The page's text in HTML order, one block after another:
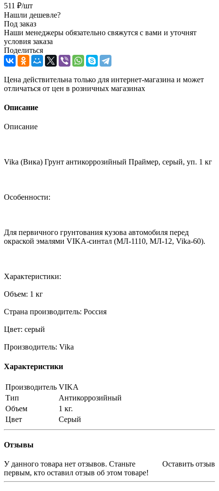
511 ₽/шт
Нашли дешевле?
Под заказ
Наши менеджеры обязательно свяжутся с вами и уточнят
условия заказа
Поделиться
Цена действительна только для интернет-магазина и может
отличаться от цен в розничных магазинах
Описание
Описание
Vika (Вика) Грунт антикоррозийный Праймер, серый, уп. 1 кг
Особенности:
Для первичного грунтования кузова автомобиля перед
окраской эмалями VIKA-синтал (МЛ-1110, МЛ-12, Vika-60).
Характеристики:
Объем: 1 кг
Страна производитель: Россия
Цвет: серый
Производитель: Vika
Характеристики
Производитель VIKA
Тип
Антикоррозийный
Объем
1 кг.
Цвет
Серый
Отзывы
Оставить отзыв
У данного товара нет отзывов. Станьте
первым, кто оставил отзыв об этом товаре!